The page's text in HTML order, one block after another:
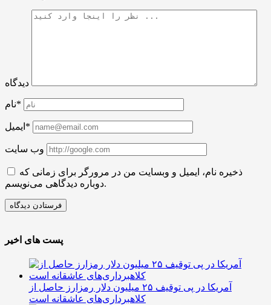
دیدگاه
نام*
ایمیل*
وب سایت
ذخیره نام، ایمیل و وبسایت من در مرورگر برای زمانی که
دوباره دیدگاهی می‌نویسم.
پست های اخیر
آمریکا در پی توقیف ۲۵ میلیون دلار رمزارز حاصل از
کلاهبرداری‌های عاشقانه است